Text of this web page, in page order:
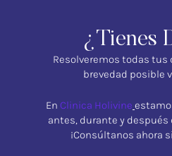
¿Tienes
Resolveremos todas tus
brevedad posible
En Clinica Holivine
antes, durante y
¡Consúltanos ahora